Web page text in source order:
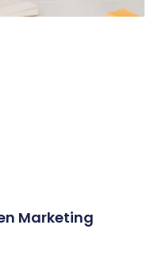
Marketing